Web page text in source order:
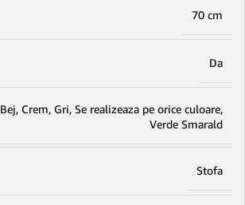
70 cm
Da
Bej, Crem, Gri, Se realizeaza pe orice culoare,
Verde Smarald
Stofa